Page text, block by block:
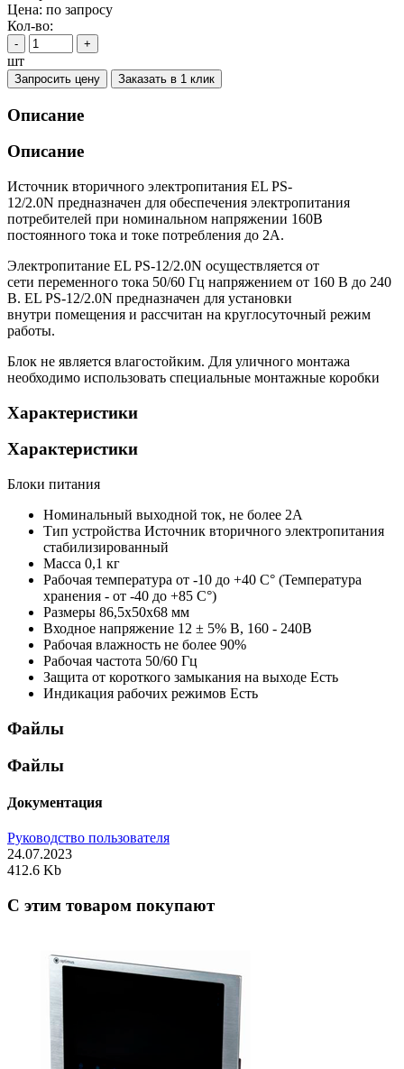
Цена: по запросу
Кол-во:
- +
шт
Запросить цену Заказать в 1 клик
Описание
Описание
Источник вторичного электропитания EL PS-
12/2.0N предназначен для обеспечения электропитания
потребителей при номинальном напряжении 160В
постоянного тока и токе потребления до 2А.
Электропитание EL PS-12/2.0N осуществляется от
сети переменного тока 50/60 Гц напряжением от 160 В до 240
В. EL PS-12/2.0N предназначен для установки
внутри помещения и рассчитан на круглосуточный режим
работы.
Блок не является влагостойким. Для уличного монтажа
необходимо использовать специальные монтажные коробки
Характеристики
Характеристики
Блоки питания
Номинальный выходной ток, не более 2А
Тип устройства Источник вторичного электропитания
стабилизированный
Масса 0,1 кг
Рабочая температура от -10 до +40 С° (Температура
хранения - от -40 до +85 С°)
Размеры 86,5x50x68 мм
Входное напряжение 12 ± 5% В, 160 - 240В
Рабочая влажность не более 90%
Рабочая частота 50/60 Гц
Защита от короткого замыкания на выходе Есть
Индикация рабочих режимов Есть
Файлы
Файлы
Документация
Руководство пользователя
24.07.2023
412.6 Kb
C этим товаром покупают